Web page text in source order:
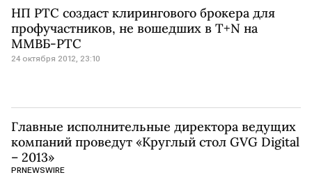
НП РТС создаст клирингового брокера для
профучастников, не вошедших в T+N на
ММВБ-РТС
24 октября 2012, 23:10
Главные исполнительные директора ведущих
компаний проведут «Круглый стол GVG Digital
– 2013»
PRNEWSWIRE